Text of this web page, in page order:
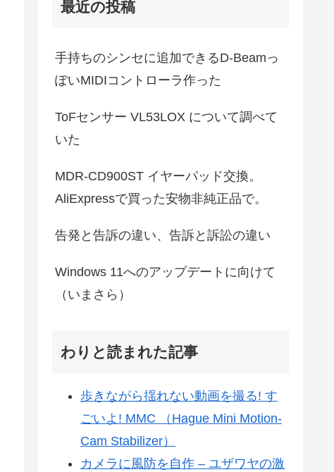
最近の投稿
手持ちのシンセに追加できるD-Beamっ
ぽいMIDIコントローラ作った
ToFセンサー VL53LOX について調べて
いた
MDR-CD900ST イヤーパッド交換。
AliExpressで買った安物非純正品で。
告発と告訴の違い、告訴と訴訟の違い
Windows 11へのアップデートに向けて
（いまさら）
わりと読まれた記事
歩きながら揺れない動画を撮る! す
ごいよ! MMC （Hague Mini Motion-
Cam Stabilizer）
カメラに風防を自作 – ユザワヤの激